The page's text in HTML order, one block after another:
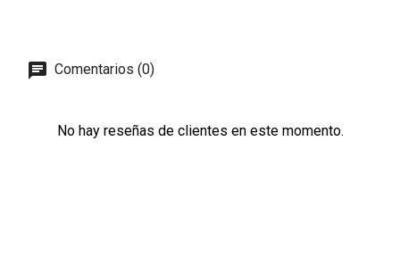
Comentarios (0)
No hay reseñas de clientes en este momento.